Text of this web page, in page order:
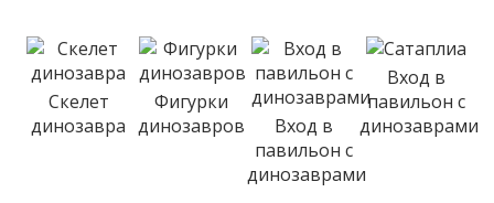
Скелет
динозавра
Фигурки
динозавров
Вход в
павильон с
динозаврами
Вход в
павильон с
динозаврами